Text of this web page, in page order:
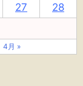
27
28
4月 »